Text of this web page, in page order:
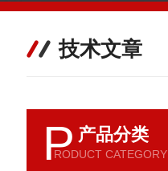
技术文章
P 产品分类
RODUCT CATEGORY